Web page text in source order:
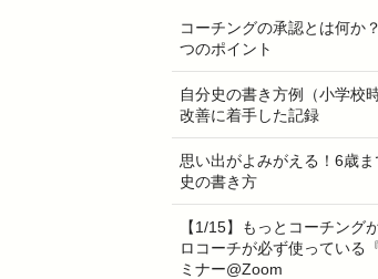
コーチングの承認とは何か
つのポイント
自分史の書き方例（小学校
改善に着手した記録
思い出がよみがえる！6歳
史の書き方
【1/15】もっとコーチング
ロコーチが必ず使っている
ミナー@Zoom